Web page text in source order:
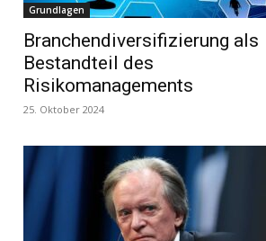
Grundlagen
Branchendiversifizierung als
Bestandteil des
Risikomanagements
25. Oktober 2024